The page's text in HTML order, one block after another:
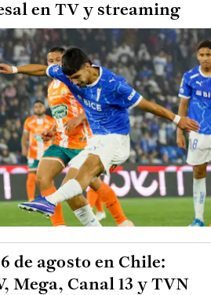
en TV y streaming
de agosto en Chile:
Mega, Canal 13 y TVN